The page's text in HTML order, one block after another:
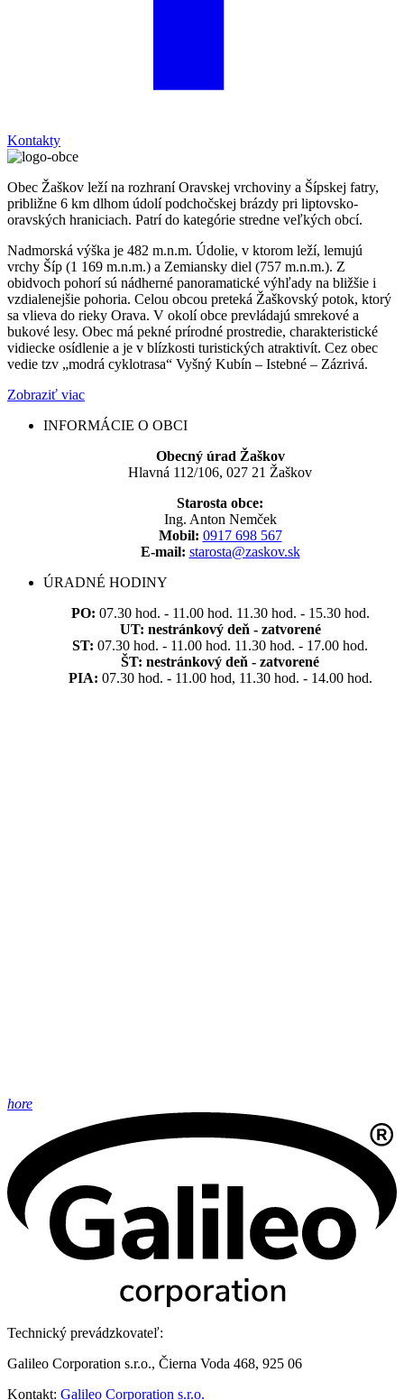
Kontakty
Obec Žaškov leží na rozhraní Oravskej vrchoviny a Šípskej fatry,
približne 6 km dlhom údolí podchočskej brázdy pri liptovsko-
oravských hraniciach. Patrí do kategórie stredne veľkých obcí.
Nadmorská výška je 482 m.n.m. Údolie, v ktorom leží, lemujú
vrchy Šíp (1 169 m.n.m.) a Zemiansky diel (757 m.n.m.). Z
obidvoch pohorí sú nádherné panoramatické výhľady na bližšie i
vzdialenejšie pohoria. Celou obcou preteká Žaškovský potok, ktorý
sa vlieva do rieky Orava. V okolí obce prevládajú smrekové a
bukové lesy. Obec má pekné prírodné prostredie, charakteristické
vidiecke osídlenie a je v blízkosti turistických atraktivít. Cez obec
vedie tzv „modrá cyklotrasa“ Vyšný Kubín – Istebné – Zázrivá.
Zobraziť viac
INFORMÁCIE O OBCI
Obecný úrad Žaškov
Hlavná 112/106, 027 21 Žaškov
Starosta obce:
Ing. Anton Nemček
Mobil: 0917 698 567
E-mail: starosta@zaskov.sk
ÚRADNÉ HODINY
PO: 07.30 hod. - 11.00 hod. 11.30 hod. - 15.30 hod.
UT: nestránkový deň - zatvorené
ST: 07.30 hod. - 11.00 hod. 11.30 hod. - 17.00 hod.
ŠT: nestránkový deň - zatvorené
PIA: 07.30 hod. - 11.00 hod, 11.30 hod. - 14.00 hod.
hore
Technický prevádzkovateľ:
Galileo Corporation s.r.o., Čierna Voda 468, 925 06
Kontakt: Galileo Corporation s.r.o.